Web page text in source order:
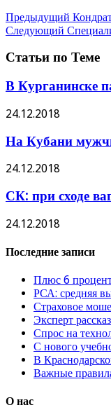
Предыдущий
Следующий
Статьи по Теме
В Курганинске
24.12.2018
На Кубани
24.12.2018
СК: при сходе
24.12.2018
Последние записи
Плюс 6
РСА: средняя
Страховое
Эксперт
Спрос на
С нового
В
Важные
О нас